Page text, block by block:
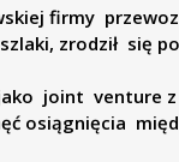
firmy
zrodził się
joint venture z
osiągnięcia